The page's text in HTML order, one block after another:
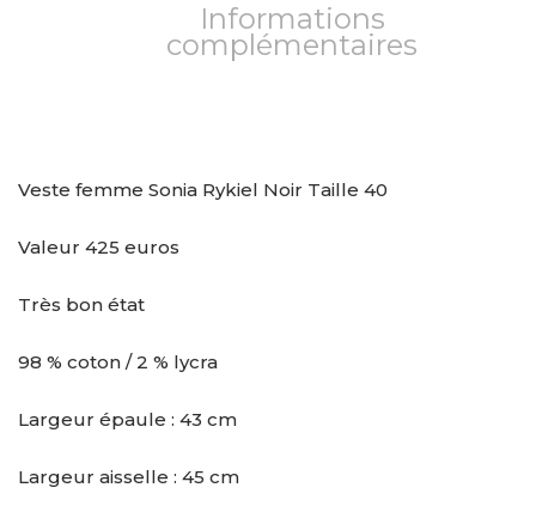
Informations
complémentaires
Veste femme Sonia Rykiel Noir Taille 40
Valeur 425 euros
Très bon état
98 % coton / 2 % lycra
Largeur épaule : 43 cm
Largeur aisselle : 45 cm